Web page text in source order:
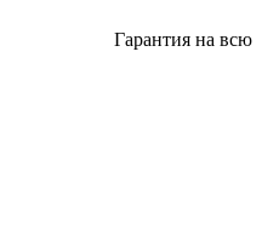
Гарантия на всю